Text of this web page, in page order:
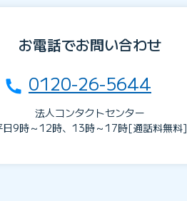
お電話でお問い合わせ
0120-26-5644
法人コンタクトセンター
日9時～12時、13時～17時[通話料無料]